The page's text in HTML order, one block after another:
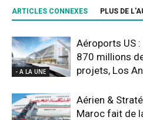
ARTICLES CONNEXES PLUS DE
- A LA UNE
Aéroports US
870 millions
projets, Los
Aérien &
Maroc fait de